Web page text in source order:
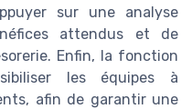
sur une analyse
attendus et de
Enfin, la fonction
les équipes à
afin de garantir une